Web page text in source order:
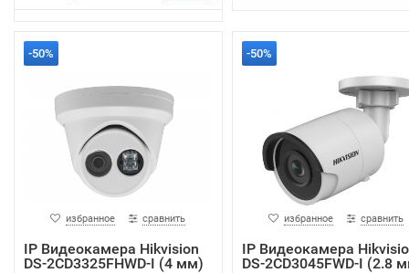
-50%
избранное сравнить
IP Видеокамера Hikvision
DS-2CD3325FHWD-I (4 мм)
-50%
избранное сравнить
IP Видеокамера
DS-2CD3045FWD-I (2.8